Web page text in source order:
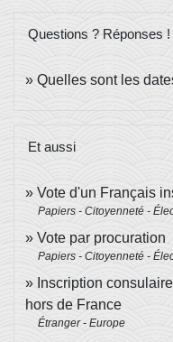
Questions ? Réponses !
Quelles sont les
Et aussi
Vote d'un Français
Papiers - Citoyenneté -
Vote par procuration
Papiers - Citoyenneté -
Inscription
hors de France
Étranger - Europe